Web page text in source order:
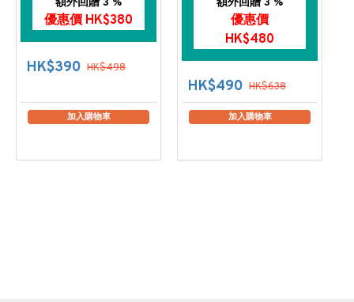
額外回贈 3 %
優惠價 HK$380
HK$390 HK$498
加入購物車
額外回贈 3 %
優惠價
HK$480
HK$490 HK$638
加入購物車